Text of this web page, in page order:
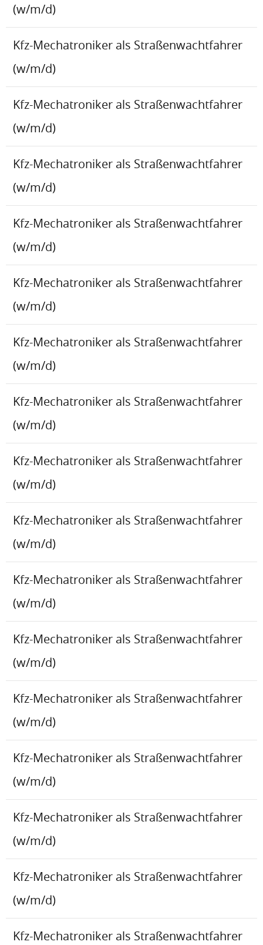
(w/m/d)
Kfz-Mechatroniker als Straßenwachtfahrer
(w/m/d)
Kfz-Mechatroniker als Straßenwachtfahrer
(w/m/d)
Kfz-Mechatroniker als Straßenwachtfahrer
(w/m/d)
Kfz-Mechatroniker als Straßenwachtfahrer
(w/m/d)
Kfz-Mechatroniker als Straßenwachtfahrer
(w/m/d)
Kfz-Mechatroniker als Straßenwachtfahrer
(w/m/d)
Kfz-Mechatroniker als Straßenwachtfahrer
(w/m/d)
Kfz-Mechatroniker als Straßenwachtfahrer
(w/m/d)
Kfz-Mechatroniker als Straßenwachtfahrer
(w/m/d)
Kfz-Mechatroniker als Straßenwachtfahrer
(w/m/d)
Kfz-Mechatroniker als Straßenwachtfahrer
(w/m/d)
Kfz-Mechatroniker als Straßenwachtfahrer
(w/m/d)
Kfz-Mechatroniker als Straßenwachtfahrer
(w/m/d)
Kfz-Mechatroniker als Straßenwachtfahrer
(w/m/d)
Kfz-Mechatroniker als Straßenwachtfahrer
(w/m/d)
Kfz-Mechatroniker als Straßenwachtfahrer